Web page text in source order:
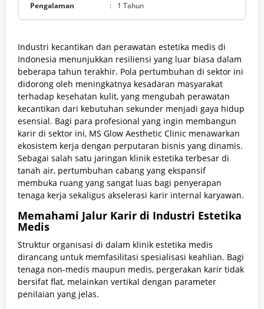
Pengalaman
: 1 Tahun
Industri kecantikan dan perawatan estetika medis di
Indonesia menunjukkan resiliensi yang luar biasa dalam
beberapa tahun terakhir. Pola pertumbuhan di sektor ini
didorong oleh meningkatnya kesadaran masyarakat
terhadap kesehatan kulit, yang mengubah perawatan
kecantikan dari kebutuhan sekunder menjadi gaya hidup
esensial. Bagi para profesional yang ingin membangun
karir di sektor ini, MS Glow Aesthetic Clinic menawarkan
ekosistem kerja dengan perputaran bisnis yang dinamis.
Sebagai salah satu jaringan klinik estetika terbesar di
tanah air, pertumbuhan cabang yang ekspansif
membuka ruang yang sangat luas bagi penyerapan
tenaga kerja sekaligus akselerasi karir internal karyawan.
Memahami Jalur Karir di Industri Estetika
Medis
Struktur organisasi di dalam klinik estetika medis
dirancang untuk memfasilitasi spesialisasi keahlian. Bagi
tenaga non-medis maupun medis, pergerakan karir tidak
bersifat flat, melainkan vertikal dengan parameter
penilaian yang jelas.